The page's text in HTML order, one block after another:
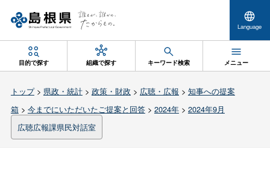
Language
目的で探す 組織で探す キーワード検索 メニュー
トップ> 県政・統計> 政策・財政 > 広聴・広報 > 知事への提案
箱> 今までにいただいたご提案と回答> 2024年> 2024年9月
広聴広報課県民対話室